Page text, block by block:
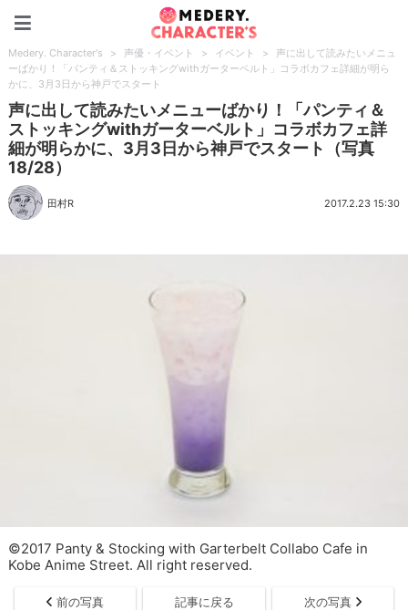
Medery. Character's > 声優・イベント > イベント >
声に出して読みたいメニュ
ーばかり！「パンティ＆ストッキングwithガーターベルト」コラボカフェ詳細が明ら
かに、3月3日から神戸でスタート
声に出して読みたいメニューばかり！「パンティ＆
ストッキングwithガーターベルト」コラボカフェ詳
細が明らかに、3月3日から神戸でスタート（写真
18/28）
田村R 2017.2.23 15:30
©2017 Panty & Stocking with Garterbelt Collabo Cafe in
Kobe Anime Street. All right reserved.
前の写真 記事に戻る 次の写真